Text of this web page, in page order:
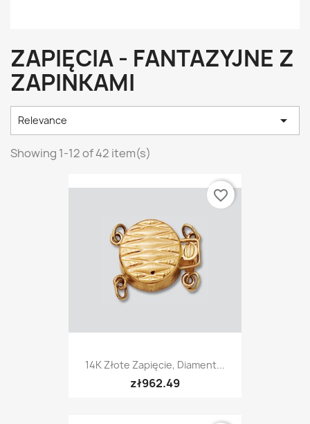
ZAPIĘCIA - FANTAZYJNE Z
ZAPINKAMI
Relevance 
Showing 1-12 of 42 item(s)
14K Złote Zapięcie, Diament...
zł962.49
favorite_border